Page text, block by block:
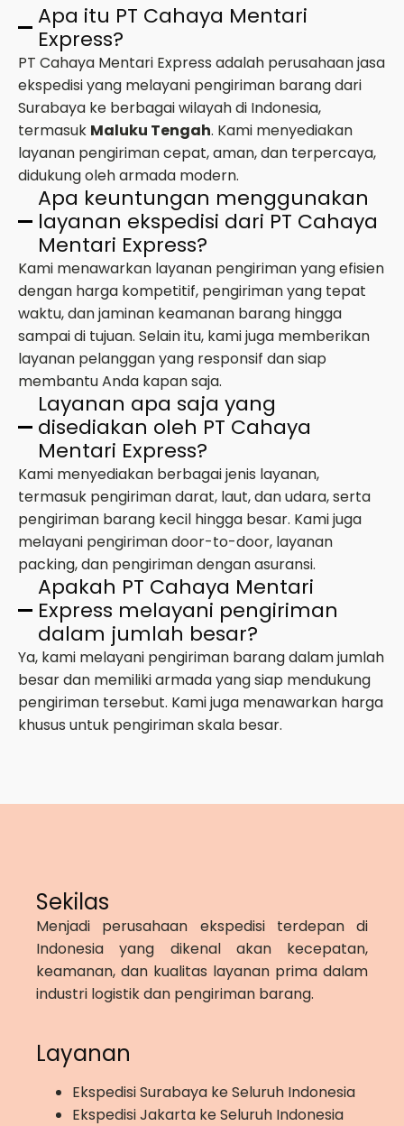
Apa itu PT Cahaya Mentari
Express?
PT Cahaya Mentari Express adalah perusahaan jasa
ekspedisi yang melayani pengiriman barang dari
Surabaya ke berbagai wilayah di Indonesia,
termasuk Maluku Tengah. Kami menyediakan
layanan pengiriman cepat, aman, dan terpercaya,
didukung oleh armada modern.
Apa keuntungan menggunakan
layanan ekspedisi dari PT Cahaya
Mentari Express?
Kami menawarkan layanan pengiriman yang efisien
dengan harga kompetitif, pengiriman yang tepat
waktu, dan jaminan keamanan barang hingga
sampai di tujuan. Selain itu, kami juga memberikan
layanan pelanggan yang responsif dan siap
membantu Anda kapan saja.
Layanan apa saja yang
disediakan oleh PT Cahaya
Mentari Express?
Kami menyediakan berbagai jenis layanan,
termasuk pengiriman darat, laut, dan udara, serta
pengiriman barang kecil hingga besar. Kami juga
melayani pengiriman door-to-door, layanan
packing, dan pengiriman dengan asuransi.
Apakah PT Cahaya Mentari
Express melayani pengiriman
dalam jumlah besar?
Ya, kami melayani pengiriman barang dalam jumlah
besar dan memiliki armada yang siap mendukung
pengiriman tersebut. Kami juga menawarkan harga
khusus untuk pengiriman skala besar.
Sekilas
Menjadi perusahaan ekspedisi terdepan di
Indonesia yang dikenal akan kecepatan,
keamanan, dan kualitas layanan prima dalam
industri logistik dan pengiriman barang.
Layanan
Ekspedisi Surabaya ke Seluruh Indonesia
Ekspedisi Jakarta ke Seluruh Indonesia